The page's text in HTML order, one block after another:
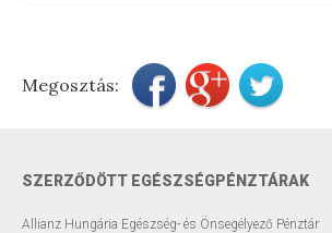
Megosztás:
SZERZŐDÖTT EGÉSZSÉGPÉNZTÁRAK
Allianz Hungária Egészség- és Önsegélyező Pénztár